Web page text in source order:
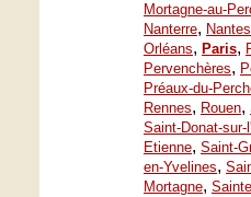
Mortagne-au-
Nanterre, Nantes
Orléans, Paris,
Pervenchères,
Préaux-du-
Rennes, Rouen,
Saint-Donat-sur-
Etienne, Saint-
en-Yvelines,
Mortagne,